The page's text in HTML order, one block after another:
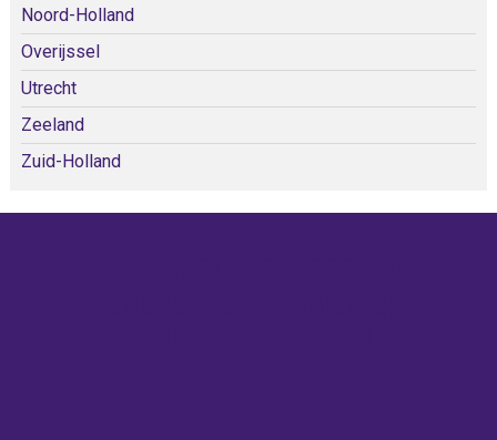
Noord-Holland
Overijssel
Utrecht
Zeeland
Zuid-Holland